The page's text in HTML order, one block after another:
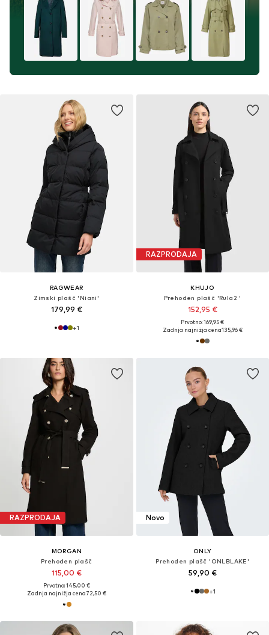
RAGWEAR
Zimski plašč 'Niani'
179,99 €
+1
RAZPRODAJA
KHUJO
Prehoden plašč 'Rula2 '
152,95 €
Prvotno: 169,95 €
Zadnja najnižja cena135,96 €
RAZPRODAJA
MORGAN
Prehoden plašč
115,00 €
Prvotno: 145,00 €
Zadnja najnižja cena72,50 €
Novo
ONLY
Prehoden plašč 'ONLBLAKE'
59,90 €
+1